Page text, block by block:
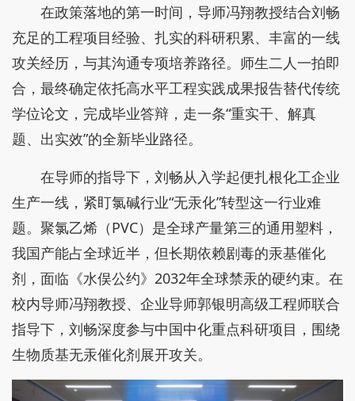
在政策落地的第一时间，导师冯翔教授结合刘畅
充足的工程项目经验、扎实的科研积累、丰富的一线
攻关经历，与其沟通专项培养路径。师生二人一拍即
合，最终确定依托高水平工程实践成果报告替代传统
学位论文，完成毕业答辩，走一条“重实干、解真
题、出实效”的全新毕业路径。
在导师的指导下，刘畅从入学起便扎根化工企业
生产一线，紧盯氯碱行业“无汞化”转型这一行业难
题。聚氯乙烯（PVC）是全球产量第三的通用塑料，
我国产能占全球近半，但长期依赖剧毒的汞基催化
剂，面临《水俣公约》2032年全球禁汞的硬约束。在
校内导师冯翔教授、企业导师郭银明高级工程师联合
指导下，刘畅深度参与中国中化重点科研项目，围绕
生物质基无汞催化剂展开攻关。